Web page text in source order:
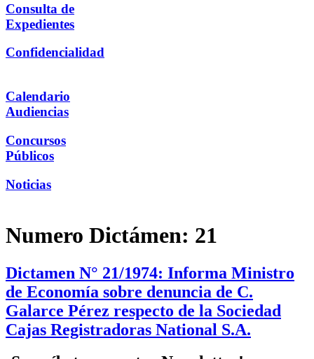
Consulta de
Expedientes
Confidencialidad
Calendario
Audiencias
Concursos
Públicos
Noticias
Numero Dictámen: 21
Dictamen N° 21/1974: Informa Ministro
de Economía sobre denuncia de C.
Galarce Pérez respecto de la Sociedad
Cajas Registradoras National S.A.